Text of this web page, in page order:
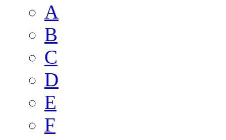
A
B
C
D
E
F